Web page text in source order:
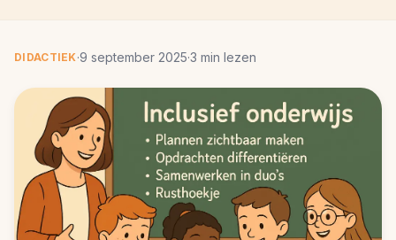
DIDACTIEK·9 september 2025·3 min lezen